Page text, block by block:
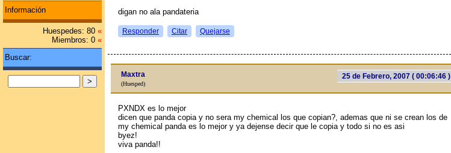
Información
Huespedes: 80 «
Miembros: 0 «
Buscar:
digan no ala pandateria
Responder Citar Quejarse
25 de Febrero, 2007 ( 00:06:46 )
Maxtra
(Huesped)
PXNDX es lo mejor
dicen que panda copia y no sera my chemical los que copian?, ademas que ni se crean los de
my chemical panda es lo mejor y ya dejense decir que le copia y todo si no es asi
byez!
viva panda!!